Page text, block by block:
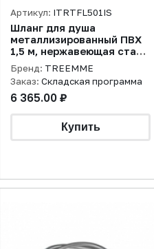
Артикул: ITRTFL501IS
Шланг для душа
металлизированный ПВХ
1,5 м, нержавеющая сталь
брашированная
Бренд: TREEMME
Заказ: Складская программа
6 365.00 ₽